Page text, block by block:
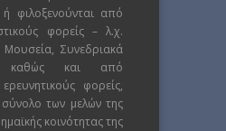
φιλοξενούνται από
φορείς – λ.χ.
Συνεδριακά
καθώς και από
φορείς,
των μελών της
κοινότητας της